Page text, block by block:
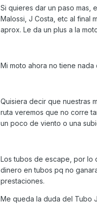
Si quieres dar un paso mas,
Malossi, J Costa, etc al final
aprox. Le da un plus a la
Mi moto ahora no tiene
Quisiera decir que nuestras
ruta veremos que no corre
un poco de viento o una
Los tubos de escape, por lo
dinero en tubos pq no
prestaciones.
Me queda la duda del Tubo